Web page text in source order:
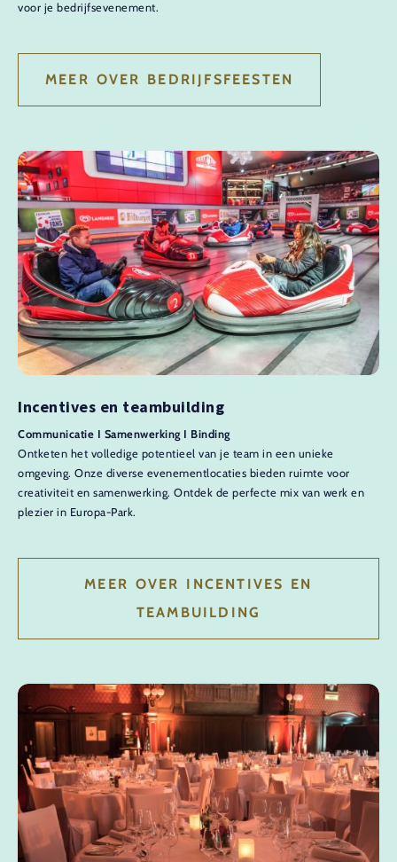
voor je bedrijfsevenement.
MEER OVER BEDRIJFSFEESTEN
Incentives en teambuilding
Communicatie I Samenwerking I Binding
Ontketen het volledige potentieel van je team in een unieke
omgeving. Onze diverse evenementlocaties bieden ruimte voor
creativiteit en samenwerking. Ontdek de perfecte mix van werk en
plezier in Europa-Park.
MEER OVER INCENTIVES EN
TEAMBUILDING